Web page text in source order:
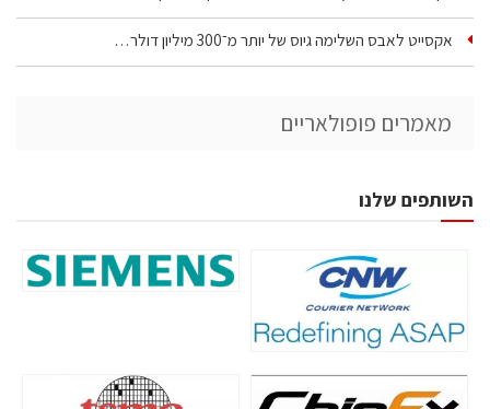
אקסייט לאבס השלימה גיוס של יותר מ־300 מיליון דולר…
מאמרים פופולאריים
השותפים שלנו